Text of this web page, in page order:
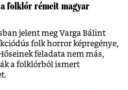
folklór rémeit magyar
jelent meg Varga Bálint
folk horror képregénye,
feladata nem más,
a folklórból ismert